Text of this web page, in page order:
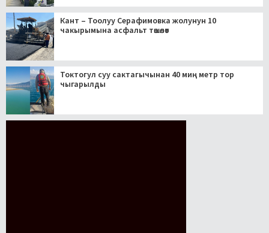
Кант – Тоолуу Серафимовка жолунун 10
чакырымына асфальт төшөлөт
Токтогул суу сактагычынан 40 миң метр тор
чыгарылды